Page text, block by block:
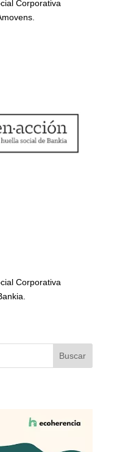
Corporativa
Corporativa